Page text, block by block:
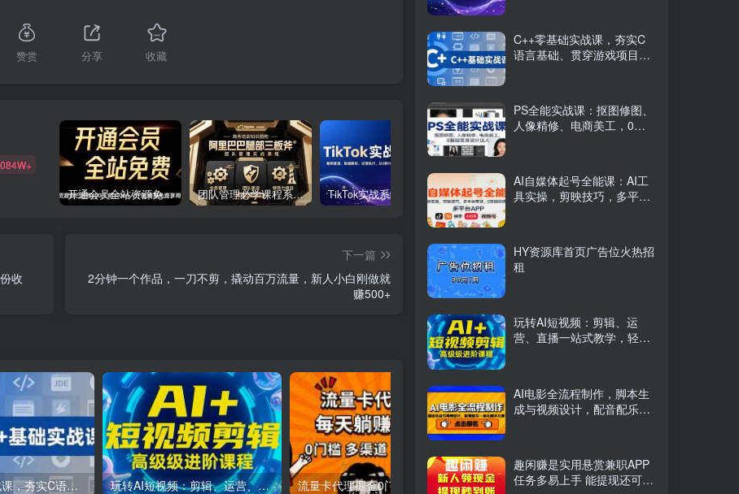
赞赏 分享 收藏
开通会员全站资源免费下载 开通VIP会员 HY资源库 团队管理必学课程系列，阿里巴巴“腿部三板斧” TikTok实战系统课，案例复盘、数据解析、运营执行，从0到1构建千万级电商体系（更新） C++零基础实战课，夯实C语言基础、贯穿游戏项目、掌握开发思维，学成可挑战月薪15K+岗位
收
下一篇
2分钟一个作品，一刀不剪，撬动百万流量，新人小白刚做就
赚500+
C++零基础实战课，夯实C语言基础、贯穿游戏项目、掌握开发思维，学成可挑战月薪15K+岗位 玩转AI短视频：剪辑、运营、直播一站式教学，轻松打造流量神话 流量卡代理掘金0门槛每天躺赚3000+多种推广渠道新手小白轻松上手 Videoleap剪辑大师班：掌握Videoleap所有核心工具与使用技巧，一人产出专业级作品
C++零基础实战课，夯实C
语言基础、贯穿游戏项目、
PS全能实战课：抠图修图、
人像精修、电商美工，0基
AI自媒体起号全能课：AI工
具实操，剪映技巧，多平台
HY资源库首页广告位火热招
租
玩转AI短视频：剪辑、运
营、直播一站式教学，轻松
AI电影全流程制作，脚本生
成与视频设计，配音配乐一
趣闲赚是实用悬赏兼职APP
任务多易上手 能提现还可邀